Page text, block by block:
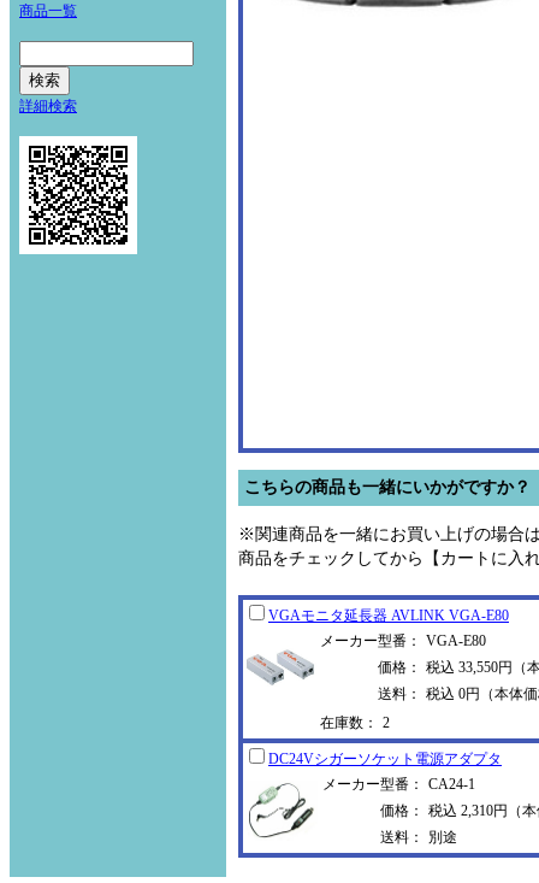
商品一覧
詳細検索
こちらの商品も一緒にいかがですか？
※関連商品を一緒にお買い上げの場合
商品をチェックしてから【カートに入
VGAモニタ延長器 AVLINK VGA-E80
メーカー型番：
VGA-E80
価格：
税込 33,550円（
送料：
税込 0円（本体
在庫数：
2
DC24Vシガーソケット電源アダプタ
メーカー型番：
CA24-1
価格：
税込 2,310円（
送料：
別途